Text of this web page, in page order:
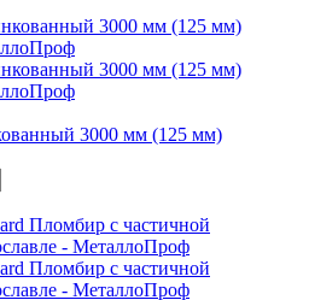
3000 мм (125 мм)